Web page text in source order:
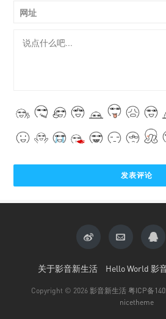
网址
关于影音新生活 Hello World 影
Copyright © 2026 影音新生活 粤ICP备
nicetheme